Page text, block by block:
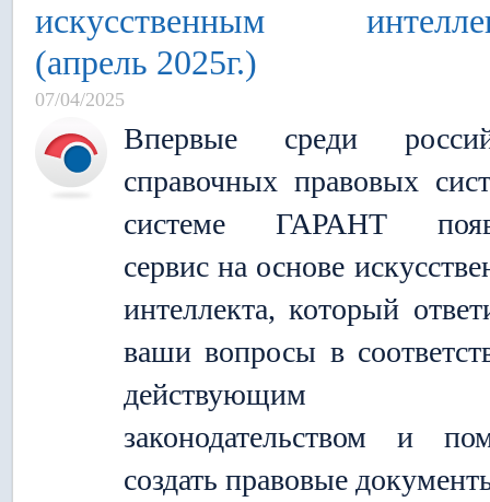
искусственным
(апрель 2025г.)
07/04/2025
Впервые среди
справочных правовых
системе ГАРАНТ
сервис на основе
интеллекта, который
ваши вопросы в
действующим
законодательством и
создать правовые